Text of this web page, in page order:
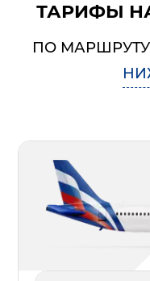
ТАРИФЫ
ПО МАРШРУТУ